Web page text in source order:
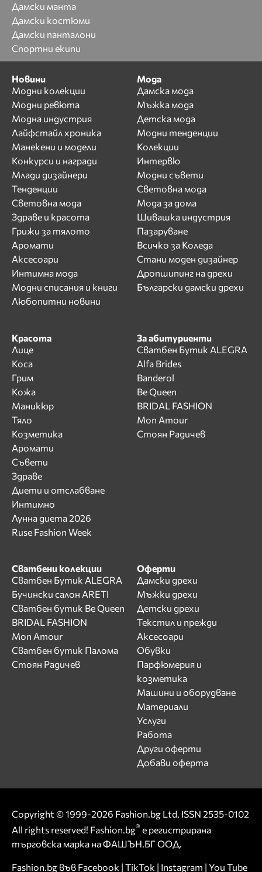
Дамски манта
Дамски костюми
Дамски панталони
Спортни екипи
Новини
Модни колекции
Модни ревюта
Модна индустрия
Лайфстайл хроника
Манекени и модели
Конкурси и награди
Млади дизайнери
Тенденции
Световна мода
Здраве и красота
Грижи за тялото
Аромати
Аксесоари
Интимна мода
Модни списания и книги
Любопитни новини
Мода
Дамска мода
Мъжка мода
Детска мода
Модни тенденции
Колекции
Интервю
Модни съвети
Световна мода
Мода за дома
Шивашка индустрия
Пазаруване
Всичко за Коледа
Стани моден дизайнер
Дропшипинг на дрехи
Български дамски дрехи
Красота
Лице
Коса
Грим
Кожа
Маникюр
Тяло
Козметика
Аромати
Съвети
Здраве
Диети и отслабване
Интимно
Лунна диета 2026
Ruse Fashion Week
За абитуриенти
Сватбен Бутик ALEGRA
Alfa Brides
Banderol
Be Queen
BRIDAL FASHION
Mon Amour
Стоян Радичев
Сватбени колекции
Сватбен Бутик ALEGRA
Бучински салон ARETI
Сватбен бутик Be Queen
BRIDAL FASHION
Mon Amour
Сватбен бутик Палома
Стоян Радичев
Оферти
Дамски дрехи
Мъжки дрехи
Детски дрехи
Текстил и прежди
Аксесоари
Обувки
Парфюмерия и
козметика
Машини и оборудване
Материали
Услуги
Работа
Други оферти
Добави оферта
Copyright © 1999-2026 Fashion.bg Ltd. ISSN 2535-0102
All rights reserved! Fashion.bg® е регистрирана
търговска марка на ФАШЪН.БГ ООД.
Fashion.bg във Facebook | TikTok | Instagram | You Tube